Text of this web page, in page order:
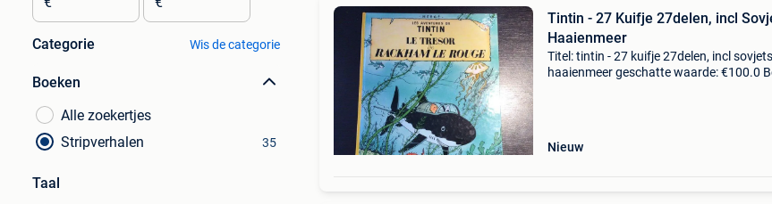
Categorie Wis de categorie
Boeken
Alle zoekertjes
Stripverhalen
35
Taal
Tintin - 27 Kuifje 27delen, incl
Haaienmeer
Titel: tintin - 27 kuifje 27delen, incl
haaienmeer geschatte waarde: €100.0
Nieuw